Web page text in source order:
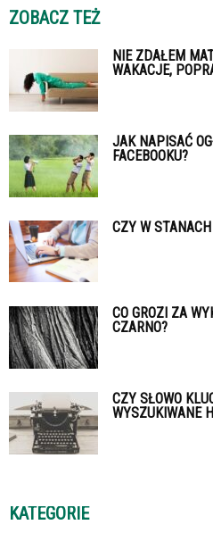
ZOBACZ TEŻ
NIE ZDAŁEM
WAKACJE,
JAK NAPISAĆ
FACEBOOKU?
CZY W
CO GROZI ZA
CZARNO?
CZY SŁOWO
WYSZUKIWANE
KATEGORIE